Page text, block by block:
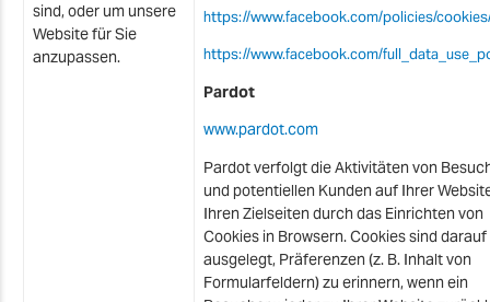
sind, oder um unsere
Website für Sie
anzupassen.
https://www.facebook.com/policies/
https://www.facebook.com/
Pardot
www.pardot.com
Pardot verfolgt die Aktivitäten von
und potentiellen Kunden auf Ihrer
Ihren Zielseiten durch das Einrichten von
Cookies in Browsern. Cookies sind darauf
ausgelegt, Präferenzen (z. B. Inhalt von
Formularfeldern) zu erinnern, wenn ein